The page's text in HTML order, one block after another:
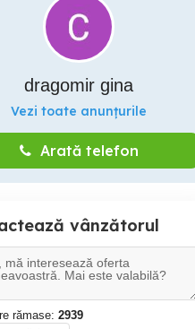
dragomir gina
Vezi toate anunțurile
Arată telefon
vânzătorul
rămase: 2939